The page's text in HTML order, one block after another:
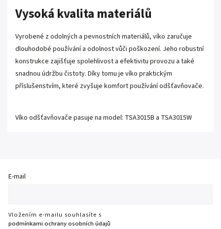
Vysoká kvalita materiálů
Vyrobené z odolných a pevnostních materiálů, víko zaručuje
dlouhodobé používání a odolnost vůči poškození. Jeho robustní
konstrukce zajišťuje spolehlivost a efektivitu provozu a také
snadnou údržbu čistoty. Díky tomu je víko praktickým
příslušenstvím, které zvyšuje komfort používání odšťavňovače.
Víko odšťavňovače pasuje na model: TSA3015B a TSA3015W
E-mail
Vložením e-mailu souhlasíte s
podmínkami ochrany osobních údajů